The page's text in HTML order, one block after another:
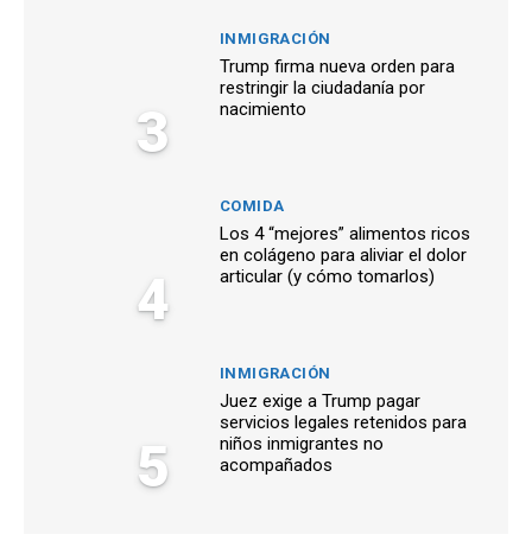
3
INMIGRACIÓN
Trump firma nueva orden para
restringir la ciudadanía por
nacimiento
4
COMIDA
Los 4 “mejores” alimentos ricos
en colágeno para aliviar el dolor
articular (y cómo tomarlos)
5
INMIGRACIÓN
Juez exige a Trump pagar
servicios legales retenidos para
niños inmigrantes no
acompañados